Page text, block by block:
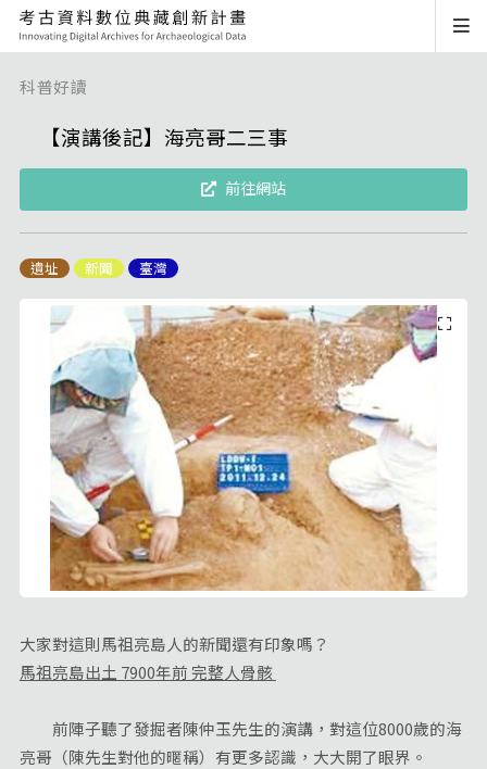
科普好讀
【演講後記】海亮哥二三事
前往網站
遺址 新聞 臺灣
大家對這則馬祖亮島人的新聞還有印象嗎？
馬祖亮島出土 7900年前 完整人骨骸
前陣子聽了發掘者陳仲玉先生的演講，對這位8000歲的海
亮哥（陳先生對他的暱稱）有更多認識，大大開了眼界。